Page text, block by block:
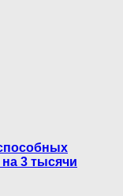
3 тысячи